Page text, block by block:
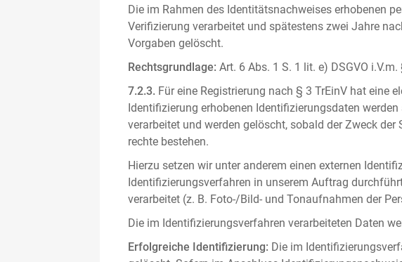
Die im Rahmen des Identitätsnachweises erhobenen
Verifizierung verarbeitet und spätestens zwei Jahre
Vorgaben gelöscht.
Rechtsgrundlage: Art. 6 Abs. 1 S. 1 lit. e) DSGVO
7.2.3. Für eine Registrierung nach § 3 TrEinV hat eine
Identifizierung erhobenen Identifizierungsdaten
verarbeitet und werden gelöscht, sobald der Zweck
rechte bestehen.
Hierzu setzen wir unter anderem einen externen
Identifizierungsverfahren in unserem Auftrag
verarbeitet (z. B. Foto-/Bild- und Tonaufnahmen der
Die im Identifizierungsverfahren verarbeiteten Daten
Erfolgreiche Identifizierung: Die im